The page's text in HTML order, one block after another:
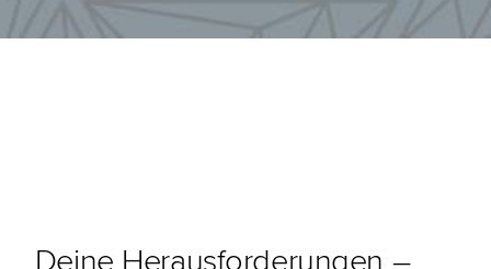
Deine Herausforderungen –